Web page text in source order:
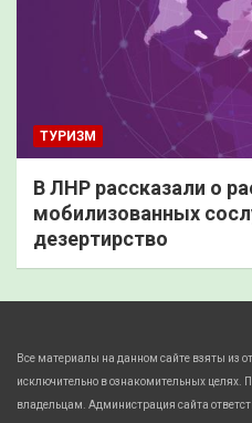
ТУРИЗМ
В ЛНР рассказали о
мобилизованных
дезертирство
Все материалы на данном сайте взяты из
исключительно в ознакомительных
владельцам. Администрация сайта